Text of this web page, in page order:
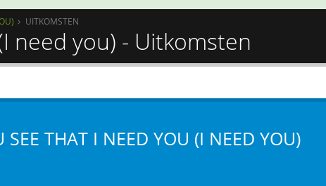
UITKOMSTEN
need you) - Uitkomsten
SEE THAT I NEED YOU (I NEED YOU)